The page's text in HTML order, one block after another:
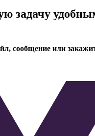
задачу
сообщение или